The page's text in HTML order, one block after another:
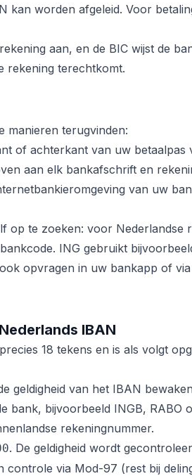
kan worden afgeleid. Voor
aan, en de BIC wijst de
rekening terechtkomt.
manieren terugvinden:
of achterkant van uw betaalpas
aan elk bankafschrift en
van uw
op te zoeken: voor Nederlandse
ING gebruikt
opvragen in uw bankapp of
IBAN
18 tekens en is als volgt
geldigheid van het IBAN
bank, bijvoorbeeld INGB, RABO
rekeningnummer.
. De geldigheid wordt
controle via Mod-97 (rest bij